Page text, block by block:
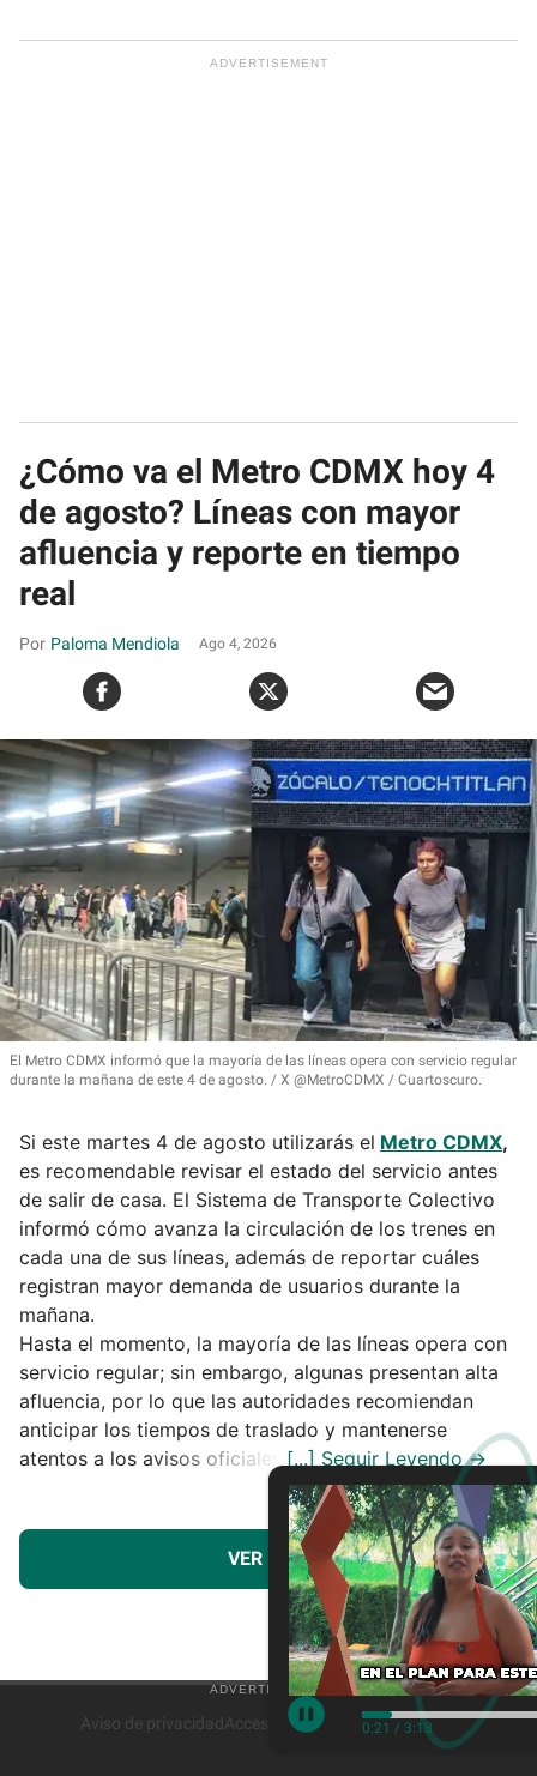
0:22 / 3:13
¿Cómo va el Metro CDMX hoy 4
de agosto? Líneas con mayor
afluencia y reporte en tiempo
real
Paloma Mendiola Ago 4, 2026
El Metro CDMX informó que la mayoría de las líneas opera con servicio regular
durante la mañana de este 4 de agosto.
X @MetroCDMX / Cuartoscuro.
Si este martes 4 de agosto utilizarás el Metro CDMX,
es recomendable revisar el estado del servicio antes
de salir de casa. El Sistema de Transporte Colectivo
informó cómo avanza la circulación de los trenes en
cada una de sus líneas, además de reportar cuáles
registran mayor demanda de usuarios durante la
mañana.
Hasta el momento, la mayoría de las líneas opera con
servicio regular; sin embargo, algunas presentan alta
afluencia, por lo que las autoridades recomiendan
anticipar los tiempos de traslado y mantenerse
atentos a los avisos oficiales.
VER MÁS
Aviso de privacidad Acceso a ProveedoresContacto